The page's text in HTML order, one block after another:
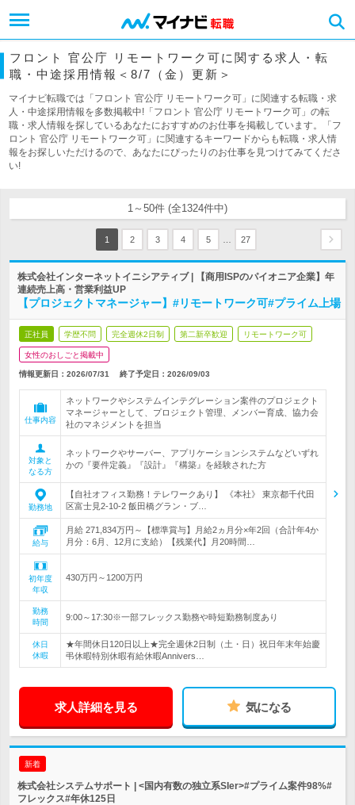
フロント 官公庁 リモートワーク可に関する求人・転
職・中途採用情報＜8/7（金）更新＞
マイナビ転職では「フロント 官公庁 リモートワーク可」に関連する転職・求
人・中途採用情報を多数掲載中!「フロント 官公庁 リモートワーク可」の転
職・求人情報を探しているあなたにおすすめのお仕事を掲載しています。「フ
ロント 官公庁 リモートワーク可」に関連するキーワードからも転職・求人情
報をお探しいただけるので、あなたにぴったりのお仕事を見つけてみてくださ
い!
1～50件 (全1324件中)
1 2 3 4 5 27
株式会社インターネットイニシアティブ | 【商用ISPのパイオニア企業】年
連続売上高・営業利益UP
【プロジェクトマネージャー】#リモートワーク可#プライム上場
正社員 学歴不問 完全週休2日制 第二新卒歓迎 リモートワーク可
女性のおしごと掲載中
情報更新日：2026/07/31 終了予定日： 2026/09/03
仕事内容
ネットワークやシステムインテグレーション案件のプロジェクト
マネージャーとして、プロジェクト管理、メンバー育成、協力会
社のマネジメントを担当
対象と
なる方
ネットワークやサーバー、アプリケーションシステムなどいずれ
かの『要件定義』『設計』『構築』を経験された方
勤務地
【自社オフィス勤務！テレワークあり】 《本社》 東京都千代田
区富士見2-10-2 飯田橋グラン・ブ…
給与
月給 271,834万円～【標準賞与】月給2ヵ月分×年2回（合計年4か
月分：6月、12月に支給）【残業代】月20時間…
初年度
年収
430万円～1200万円
勤務
時間
9:00～17:30※一部フレックス勤務や時短勤務制度あり
休日
休暇
★年間休日120日以上★完全週休2日制（土・日）祝日年末年始慶
弔休暇特別休暇有給休暇Annivers…
求人詳細を見る 気になる
新着
株式会社システムサポート | <国内有数の独立系SIer>#プライム案件98%#
フレックス#年休125日